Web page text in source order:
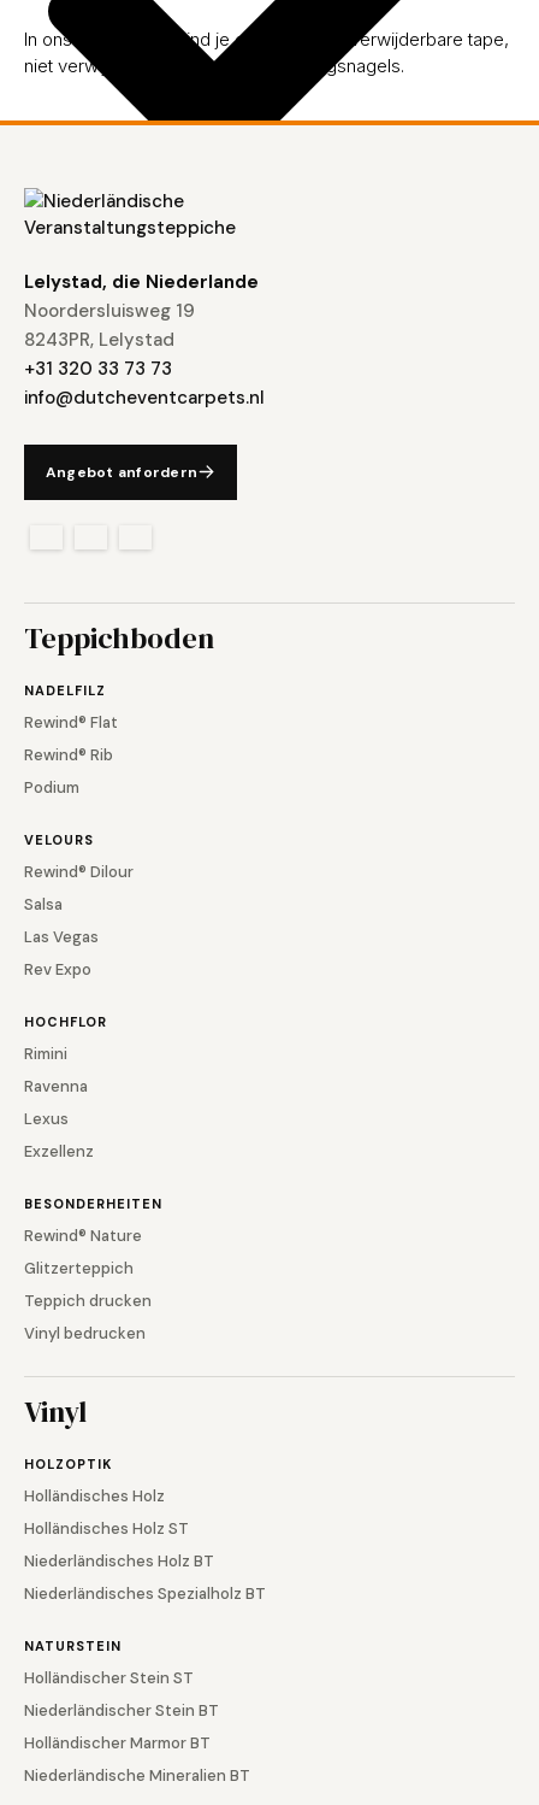
In ons assortiment vind je onder andere
verwijderbare tape,
niet verwijderbare tape en bevestigingsnagels.
Lelystad, die Niederlande
Noordersluisweg 19
8243PR, Lelystad
+31 320 33 73 73
info@dutcheventcarpets.nl
Angebot anfordern
Teppichboden
NADELFILZ
Rewind® Flat
Rewind® Rib
Podium
VELOURS
Rewind® Dilour
Salsa
Las Vegas
Rev Expo
HOCHFLOR
Rimini
Ravenna
Lexus
Exzellenz
BESONDERHEITEN
Rewind® Nature
Glitzerteppich
Teppich drucken
Vinyl bedrucken
Vinyl
HOLZOPTIK
Holländisches Holz
Holländisches Holz ST
Niederländisches Holz BT
Niederländisches Spezialholz BT
NATURSTEIN
Holländischer Stein ST
Niederländischer Stein BT
Holländischer Marmor BT
Niederländische Mineralien BT